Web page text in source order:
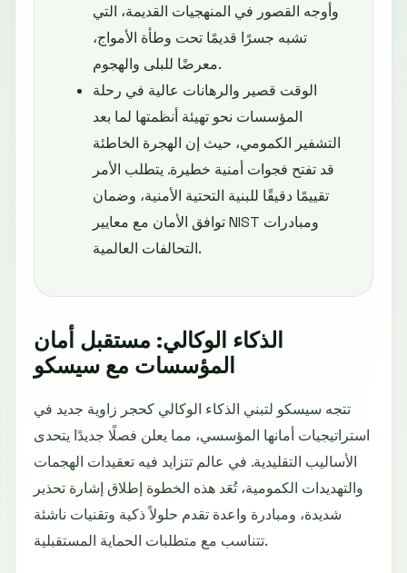
وأوجه القصور في المنهجيات القديمة، التي
تشبه جسرًا قديمًا تحت وطأة الأمواج،
معرضًا للبلى والهجوم.
الوقت قصير والرهانات عالية في رحلة
المؤسسات نحو تهيئة أنظمتها لما بعد
التشفير الكمومي، حيث إن الهجرة الخاطئة
قد تفتح فجوات أمنية خطيرة. يتطلب الأمر
تقييمًا دقيقًا للبنية التحتية الأمنية، وضمان
توافق الأمان مع معايير NIST ومبادرات
التحالفات العالمية.
الذكاء الوكالي: مستقبل أمان
المؤسسات مع سيسكو
تتجه سيسكو لتبني الذكاء الوكالي كحجر زاوية جديد في
استراتيجيات أمانها المؤسسي، مما يعلن فصلًا جديدًا يتحدى
الأساليب التقليدية. في عالم تتزايد فيه تعقيدات الهجمات
والتهديدات الكمومية، تُعَد هذه الخطوة إطلاق إشارة تحذير
شديدة، ومبادرة واعدة تقدم حلولاً ذكية وتقنيات ناشئة
تتناسب مع متطلبات الحماية المستقبلية.